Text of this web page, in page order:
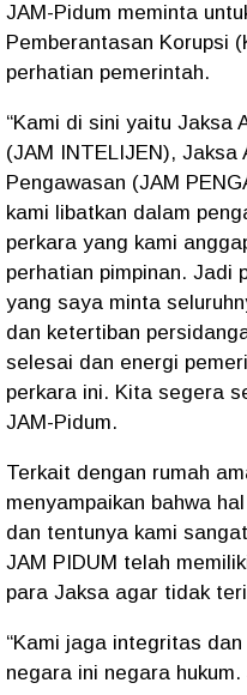
JAM-Pidum meminta
Pemberantasan Korupsi
perhatian pemerintah.
“Kami di sini yaitu Jaksa
(JAM INTELIJEN), Jaksa
Pengawasan (JAM
kami libatkan dalam
perkara yang kami
perhatian pimpinan. Jadi
yang saya minta
dan ketertiban
selesai dan energi
perkara ini. Kita segera
JAM-Pidum.
Terkait dengan rumah
menyampaikan bahwa
dan tentunya kami
JAM PIDUM telah
para Jaksa agar tidak
“Kami jaga integritas
negara ini negara